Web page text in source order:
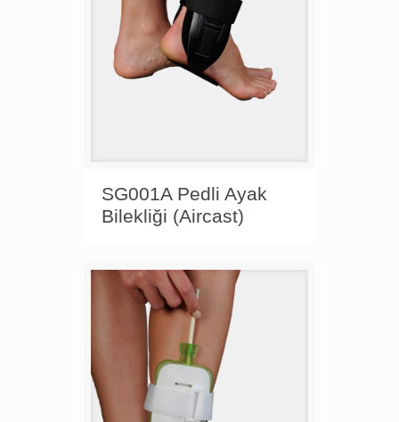
SG001A Pedli Ayak
Bilekliği (Aircast)